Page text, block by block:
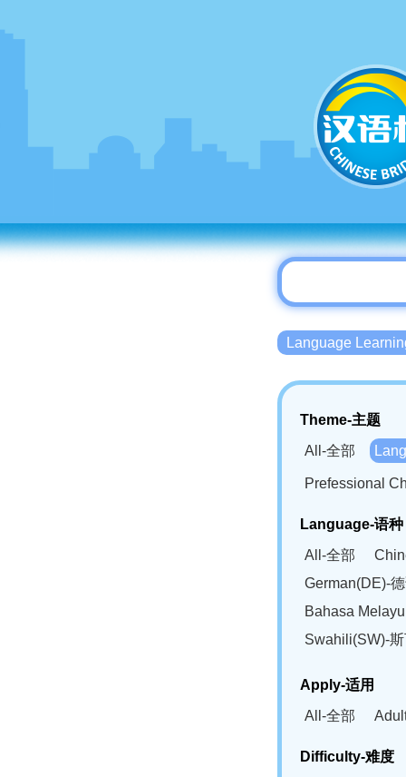
Language
Theme-主题
All-全部
Prefessional
Language-语种
All-全部
German(DE)-
Bahasa
Swahili(SW)-
Apply-适用
All-全部
Difficulty-难度